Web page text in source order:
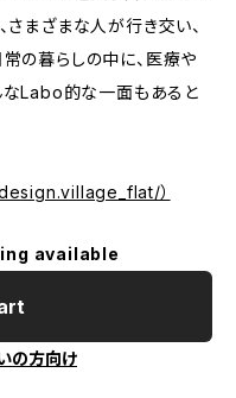
さまざまな人が行き交い、
の暮らしの中に、医療や
なLabo的な一面もあると
）
available
の方向け